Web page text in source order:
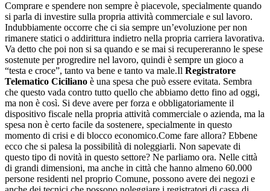
Comprare e spendere non sempre è piacevole, specialmente quando
si parla di investire sulla propria attività commerciale e sul lavoro.
Indubbiamente occorre che ci sia sempre un’evoluzione per non
rimanere statici o addirittura indietro nella propria carriera lavorativa.
Va detto che poi non si sa quando e se mai si recupereranno le spese
sostenute per progredire nel lavoro, quindi è sempre un gioco a
“testa e croce”, tanto va bene e tanto va male.Il Registratore
Telematico Ciciliano è una spesa che può essere evitata. Sembra
che questo vada contro tutto quello che abbiamo detto fino ad oggi,
ma non è così. Si deve avere per forza e obbligatoriamente il
dispositivo fiscale nella propria attività commerciale o azienda, ma la
spesa non è certo facile da sostenere, specialmente in questo
momento di crisi e di blocco economico.Come fare allora? Ebbene
ecco che si palesa la possibilità di noleggiarli. Non sapevate di
questo tipo di novità in questo settore? Ne parliamo ora. Nelle città
di grandi dimensioni, ma anche in città che hanno almeno 60.000
persone residenti nel proprio Comune, possono avere dei negozi e